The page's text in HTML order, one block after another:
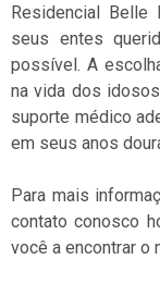
Residencial
seus entes
possível. A
na vida dos
suporte médico
em seus anos
Para mais
contato conosco
você a encontrar o